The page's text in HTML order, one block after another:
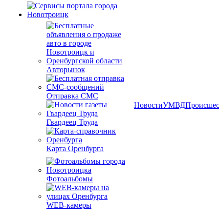
Авторынок
Отправка СМС
Гвардеец Труда
Карта Оренбурга
Фотоальбомы
WEB-камеры
НовостиУМВД